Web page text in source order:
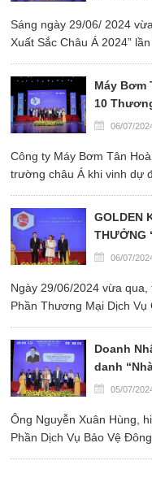
Sáng ngày 29/06/ 2024
Xuất Sắc Châu Á 2024”
hát Bến Thành
Máy Bơm
10
06/07/
Công ty Máy Bơm Tân
trường châu Á khi vinh dự
không ngừng của Tân
GOLDEN
THƯỞNG
CHÂU Á
06/07/
Ngày 29/06/2024 vừa
Phần Thương Mại Dịch
Nghiên Cứu Kinh Tế Châu
Doanh
danh
2024” và
05/07/
Ông Nguyễn Xuân Hùng,
Phần Dịch Vụ Bảo Vệ